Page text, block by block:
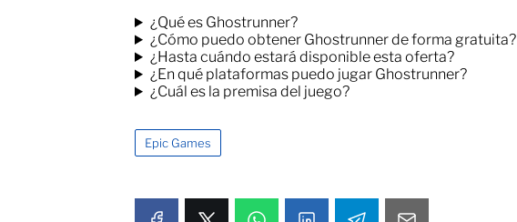
¿Qué es Ghostrunner?
¿Cómo puedo obtener Ghostrunner de forma gratuita?
¿Hasta cuándo estará disponible esta oferta?
¿En qué plataformas puedo jugar Ghostrunner?
¿Cuál es la premisa del juego?
Epic Games